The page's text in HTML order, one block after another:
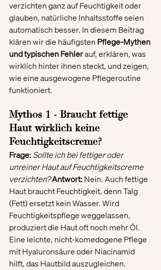
verzichten ganz auf Feuchtigkeit oder
glauben, natürliche Inhaltsstoffe seien
automatisch besser. In diesem Beitrag
klären wir die häufigsten Pflege-Mythen
und typischen Fehler auf, erklären, was
wirklich hinter ihnen steckt, und zeigen,
wie eine ausgewogene Pflegeroutine
funktioniert.
Mythos 1 - Braucht fettige
Haut wirklich keine
Feuchtigkeitscreme?
Frage:Sollte ich bei fettiger oder
unreiner Haut auf Feuchtigkeitscreme
verzichten? Antwort: Nein. Auch fettige
Haut braucht Feuchtigkeit, denn Talg
(Fett) ersetzt kein Wasser. Wird
Feuchtigkeitspflege weggelassen,
produziert die Haut oft noch mehr Öl.
Eine leichte, nicht-komedogene Pflege
mit Hyaluronsäure oder Niacinamid
hilft, das Hautbild auszugleichen.